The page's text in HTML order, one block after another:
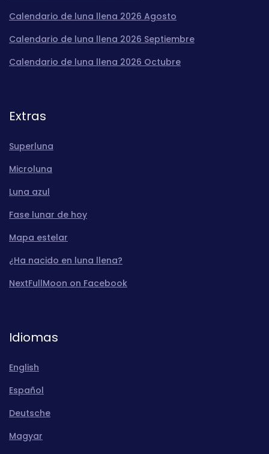
Calendario de luna llena 2026 Agosto
Calendario de luna llena 2026 Septiembre
Calendario de luna llena 2026 Octubre
Extras
Superluna
Microluna
Luna azul
Fase lunar de hoy
Mapa estelar
¿Ha nacido en luna llena?
NextFullMoon on Facebook
Idiomas
English
Español
Deutsche
Magyar